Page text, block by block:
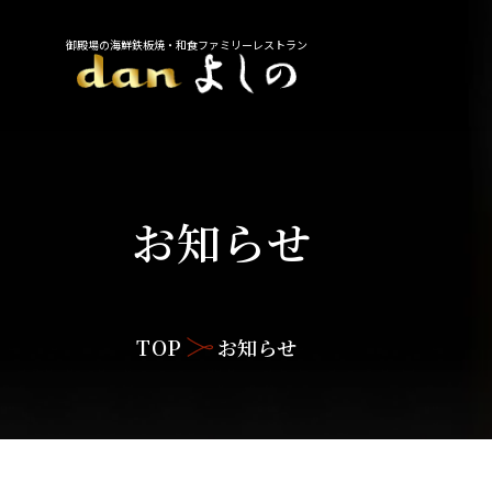
お知らせ
TOP お知らせ
御殿場の海鮮鉄板焼・和食ファミリーレストラン